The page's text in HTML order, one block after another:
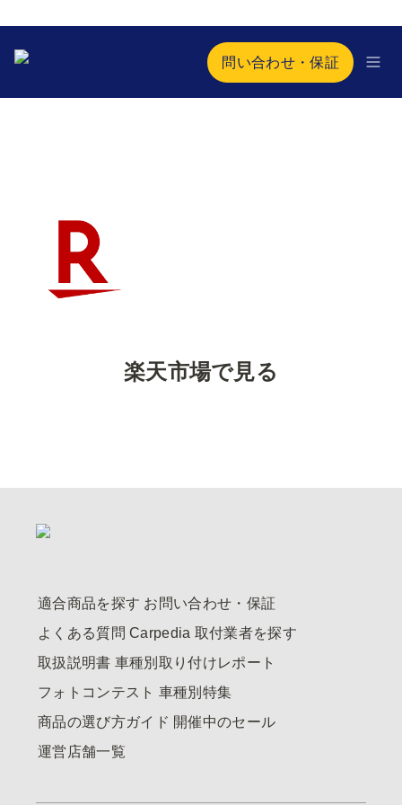
問い合わせ・保証
楽天市場で見る
適合商品を探す お問い合わせ・保証
よくある質問 Carpedia 取付業者を探す
取扱説明書 車種別取り付けレポート
フォトコンテスト 車種別特集
商品の選び方ガイド 開催中のセール
運営店舗一覧